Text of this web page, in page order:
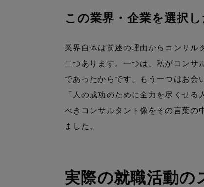
この業界・企業を選択
業界自体は前述の理由からコンサル
二つあります。一つは、私がコンサ
であったからです。もう一つはお会
「人の成功のために全力を尽くせ
べきコンサルタント像をその言葉の
ました。
実際の就職活動の